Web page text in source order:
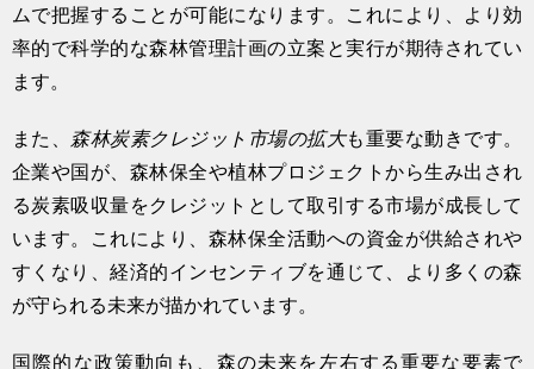
ムで把握することが可能になります。これにより、より効
率的で科学的な森林管理計画の立案と実行が期待されてい
ます。
また、 森林炭素クレジット市場の拡大も重要な動きです。
企業や国が、森林保全や植林プロジェクトから生み出され
る炭素吸収量をクレジットとして取引する市場が成長して
います。これにより、森林保全活動への資金が供給されや
すくなり、経済的インセンティブを通じて、より多くの森
が守られる未来が描かれています。
国際的な政策動向も、森の未来を左右する重要な要素で